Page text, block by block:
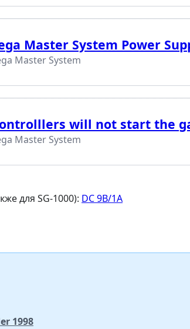
Master System Power
Master System
will not start the
Master System
для SG-1000): DC 9В/1А
1998